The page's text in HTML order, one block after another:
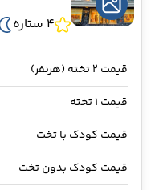
4 ستاره
قیمت 2 تخته (هرنفر)
قیمت 1 تخته
قیمت کودک با تخت
قیمت کودک بدون تخت